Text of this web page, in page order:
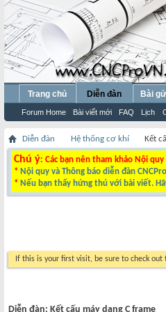
Trang chủ Diễn đàn
Forum Home Bài viết mới FAQ Lịch
Bài
Diễn đàn Hệ thống cơ khí Kết
Chú ý: Các bạn nên tham khảo Nội
* Nội quy và Thông báo diễn đàn
* Nếu bạn thấy hứng thú với bài viết.
If this is your first visit, be sure to check out
Diễn đàn: Kết cấu máy dạng C frame